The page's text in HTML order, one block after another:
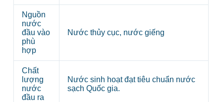
Nguồn
nước
đầu vào
phù
hợp
Nước thủy cục, nước giếng
Chất
lượng
nước
đầu ra
Nước sinh hoạt đạt tiêu chuẩn nước
sạch Quốc gia.